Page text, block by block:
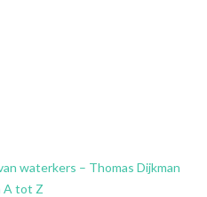
waterkers – Thomas Dijkman
A tot Z